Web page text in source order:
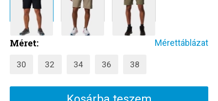
Méret: Mérettáblázat
30 32 34 36 38